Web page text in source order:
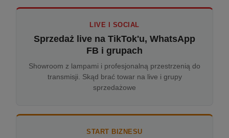
LIVE I SOCIAL
Sprzedaż live na TikTok'u, WhatsApp
FB i grupach
Showroom z lampami i profesjonalną przestrzenią do
transmisji. Skąd brać towar na live i grupy
sprzedażowe
START BIZNESU